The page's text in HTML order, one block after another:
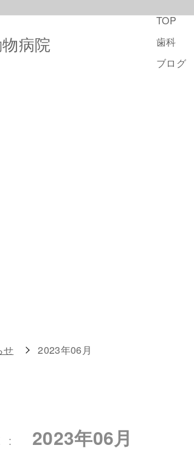
病院
TOP
歯科
ブログ
せ 2023年06月
2023年06月